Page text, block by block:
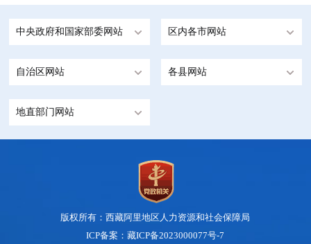
中央政府和国家部委网站 区内各市网站
自治区网站 各县网站
地直部门网站
版权所有：西藏阿里地区人力资源和社会保障局
ICP备案：藏ICP备2023000077号-7